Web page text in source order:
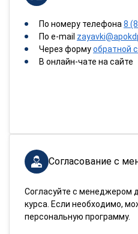
По номеру телефона 8
По e-mail
Через формуобратной
В онлайн-чате на сайте
Согласование с
Согласуйте с менеджером
курса. Если необходимо,
персональную программу.